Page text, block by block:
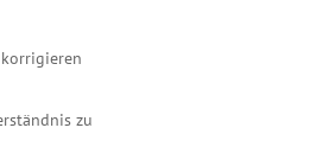
zu